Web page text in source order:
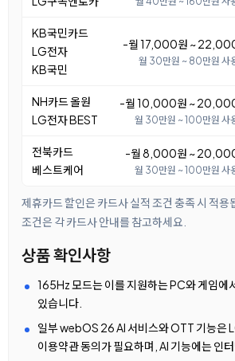
KB국민카드
LG전자
KB국민
-월 17,000원 ~
월 30만원 ~ 80만원 사
NH카드 올원
LG전자 BEST
-월 10,000원 ~
월 30만원 ~ 100만원 사
전북카드
베스트케어
-월 8,000원 ~
월 30만원 ~ 100만원 사
제휴카드 할인은 카드사 실적 조건 충족 시 적
조건은 각 카드사 안내를 참고하세요.
상품 확인사항
165Hz 모드는 이를 지원하는 PC와 게임에
있습니다.
일부 webOS 26 AI 서비스와 OTT 기능은
이용약관 동의가 필요하며, AI 기능에는 인